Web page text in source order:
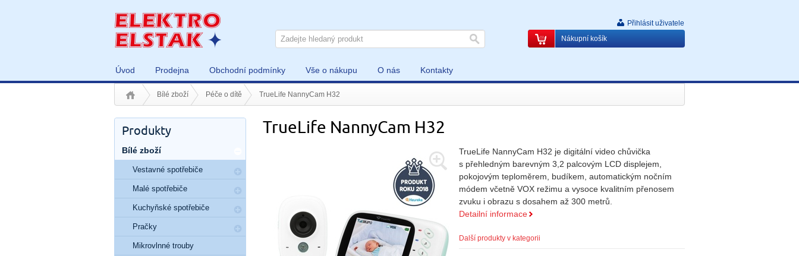
Úvod Prodejna Obchodní podmínky Vše o nákupu O nás Kontakty
Přihlásit uživatele
Nákupní košík
Bílé zboží Péče o dítě TrueLife NannyCam H32
TrueLife NannyCam H32
TrueLife NannyCam H32 je digitální video chůvička
s přehledným barevným 3,2 palcovým LCD displejem,
pokojovým teploměrem, budíkem, automatickým nočním
módem včetně VOX režimu a vysoce kvalitním přenosem
zvuku i obrazu s dosahem až 300 metrů.
Detailní informace
Další produkty v kategorii
Produkty
Bílé zboží
Vestavné spotřebiče
Malé spotřebiče
Kuchyňské spotřebiče
Pračky
Mikrovlnné trouby